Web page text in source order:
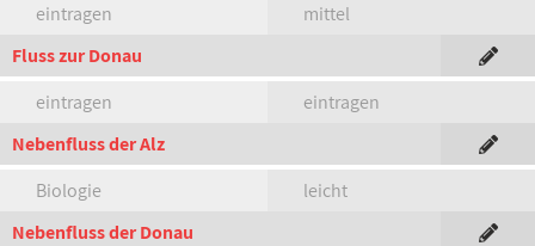
eintragen
mittel
Fluss zur Donau
eintragen
eintragen
Nebenfluss der Alz
Biologie
leicht
Nebenfluss der Donau